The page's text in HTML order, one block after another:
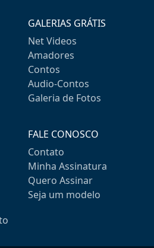
GALERIAS GRÁTIS
Net Videos
Amadores
Contos
Audio-Contos
Galeria de Fotos
FALE CONOSCO
Contato
Minha Assinatura
Quero Assinar
Seja um modelo